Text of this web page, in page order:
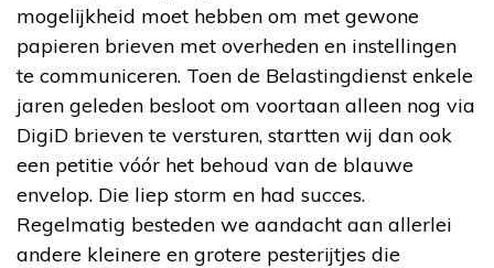
mogelijkheid moet hebben om met gewone
papieren brieven met overheden en instellingen
te communiceren. Toen de Belastingdienst enkele
jaren geleden besloot om voortaan alleen nog via
DigiD brieven te versturen, startten wij dan ook
een petitie vóór het behoud van de blauwe
envelop. Die liep storm en had succes.
Regelmatig besteden we aandacht aan allerlei
andere kleinere en grotere pesterijtjes die